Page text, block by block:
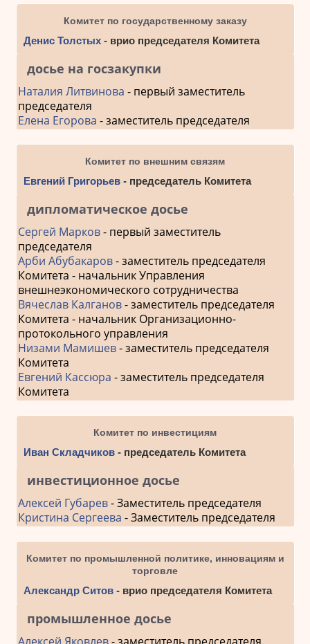
Комитет по государственному заказу
Денис Толстых- врио председателя Комитета
досье на госзакупки
Наталия Литвинова - первый заместитель
председателя
Елена Егорова - заместитель председателя
Комитет по внешним связям
Евгений Григорьев- председатель Комитета
дипломатическое досье
Сергей Марков- первый заместитель
председателя
Арби Абубакаров- заместитель председателя
Комитета - начальник Управления
внешнеэкономического сотрудничества
Вячеслав Калганов- заместитель председателя
Комитета - начальник Организационно-
протокольного управления
Низами Мамишев- заместитель председателя
Комитета
Евгений Кассюра - заместитель председателя
Комитета
Комитет по инвестициям
Иван Складчиков- председатель Комитета
инвестиционное досье
Алексей Губарев- Заместитель председателя
Кристина Сергеева - Заместитель председателя
Комитет по промышленной политике, инновациям и
торговле
Александр Ситов- врио председателя Комитета
промышленное досье